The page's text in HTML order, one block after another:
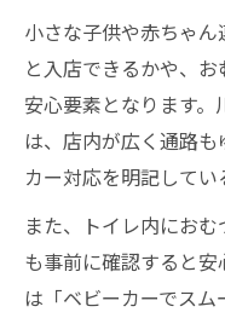
小さな子供や赤ちゃ
と入店できるかや、
安心要素となります
は、店内が広く通路
カー対応を明記してい
また、トイレ内にお
も事前に確認すると
は「ベビーカーでス